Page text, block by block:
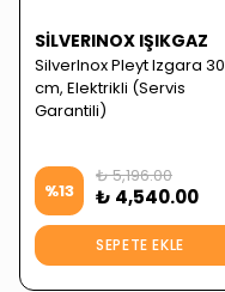
SILVERINOX IŞIKGAZ
SilverInox Pleyt Izgara 30
cm, Elektrikli (Servis
Garantili)
%13
₺ 5,196.00
₺ 4,540.00
SEPETE EKLE